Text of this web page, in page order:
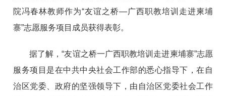
院冯春林教师作为“友谊之桥—广西职教培训走进柬埔
寨”志愿服务项目成员获得表彰。
据了解，“友谊之桥一广西职教培训走进柬埔寨”志愿
服务项目是在中共中央社会工作部的悉心指导下，在自
治区党委、政府的坚强领导下，由自治区党委社会工作